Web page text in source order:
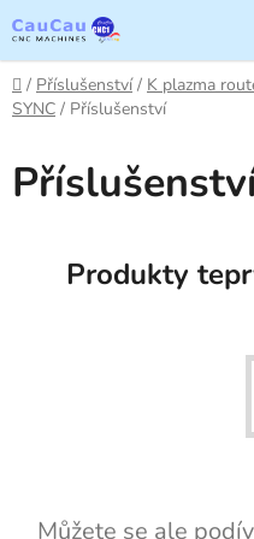
na
obsah
Domů
/ Příslušenství / K plazma
SYNC / Příslušenství
Produkty
Můžete se ale